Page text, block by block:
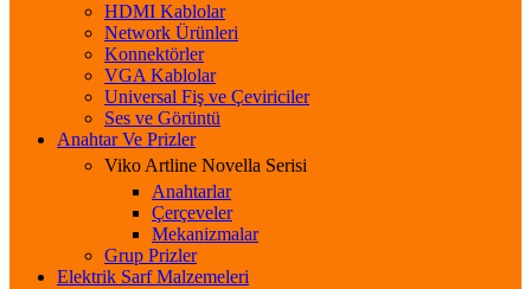
HDMI Kablolar
Network Ürünleri
Konnektörler
VGA Kablolar
Universal Fiş ve Çeviriciler
Ses ve Görüntü
Anahtar Ve Prizler
Viko Artline Novella Serisi
Anahtarlar
Çerçeveler
Mekanizmalar
Grup Prizler
Elektrik Sarf Malzemeleri